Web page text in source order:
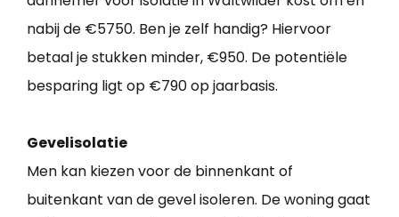
nabij de €5750. Ben je zelf handig? Hiervoor
betaal je stukken minder, €950. De potentiële
besparing ligt op €790 op jaarbasis.
Gevelisolatie
Men kan kiezen voor de binnenkant of
buitenkant van de gevel isoleren. De woning gaat